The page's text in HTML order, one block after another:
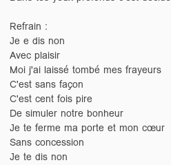
Refrain :
Je e dis non
Avec plaisir
Moi j'ai laissé tombé mes frayeurs
C'est sans façon
C'est cent fois pire
De simuler notre bonheur
Je te ferme ma porte et mon cœur
Sans concession
Je te dis non